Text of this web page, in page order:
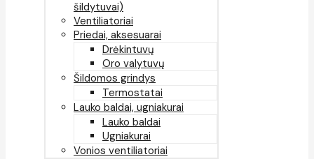
šildytuvai)
Ventiliatoriai
Priedai, aksesuarai
Drėkintuvų
Oro valytuvų
Šildomos grindys
Termostatai
Lauko baldai, ugniakurai
Lauko baldai
Ugniakurai
Vonios ventiliatoriai